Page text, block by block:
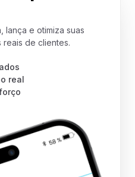
lança e otimiza suas
reais de clientes.
real